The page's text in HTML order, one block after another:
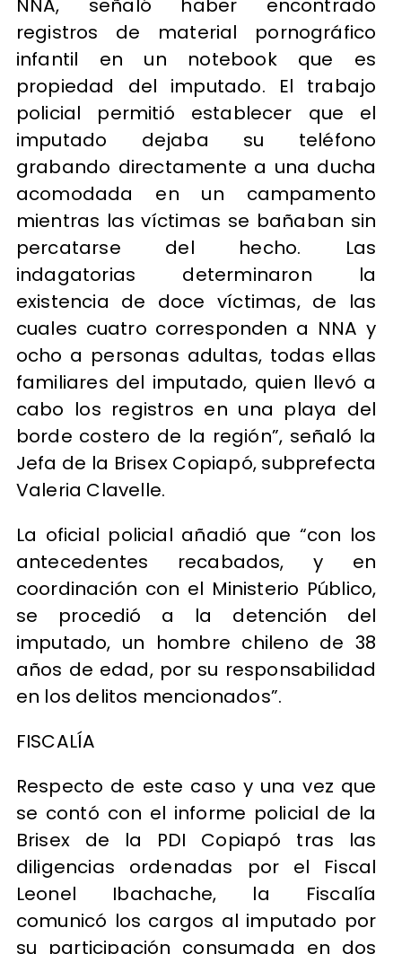
NNA, señaló haber encontrado
registros de material pornográfico
infantil en un notebook que es
propiedad del imputado. El trabajo
policial permitió establecer que el
imputado dejaba su teléfono
grabando directamente a una ducha
acomodada en un campamento
mientras las víctimas se bañaban sin
percatarse del hecho. Las
indagatorias determinaron la
existencia de doce víctimas, de las
cuales cuatro corresponden a NNA y
ocho a personas adultas, todas ellas
familiares del imputado, quien llevó a
cabo los registros en una playa del
borde costero de la región”, señaló la
Jefa de la Brisex Copiapó, subprefecta
Valeria Clavelle.
La oficial policial añadió que “con los
antecedentes recabados, y en
coordinación con el Ministerio Público,
se procedió a la detención del
imputado, un hombre chileno de 38
años de edad, por su responsabilidad
en los delitos mencionados”.
FISCALÍA
Respecto de este caso y una vez que
se contó con el informe policial de la
Brisex de la PDI Copiapó tras las
diligencias ordenadas por el Fiscal
Leonel Ibachache, la Fiscalía
comunicó los cargos al imputado por
su participación consumada en dos